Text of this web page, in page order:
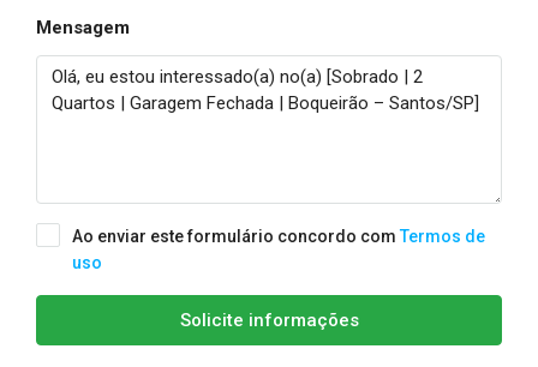
Mensagem
Ao enviar este formulário concordo comTermos de
uso
Solicite informações